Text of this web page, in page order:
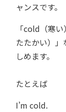
ャンスです。
「cold（寒
たたかい）
しめます。
たとえば
I’m cold.